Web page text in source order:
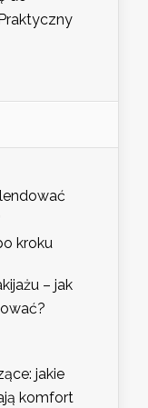
kroku
– jak
jakie
komfort